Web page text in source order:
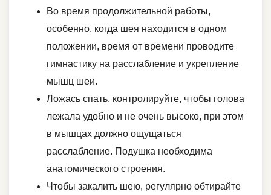
Во время продолжительной работы,
особенно, когда шея находится в одном
положении, время от времени проводите
гимнастику на расслабление и укрепление
мышц шеи.
Ложась спать, контролируйте, чтобы голова
лежала удобно и не очень высоко, при этом
в мышцах должно ощущаться
расслабление. Подушка необходима
анатомического строения.
Чтобы закалить шею, регулярно обтирайте